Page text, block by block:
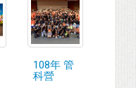
108年 管
科營